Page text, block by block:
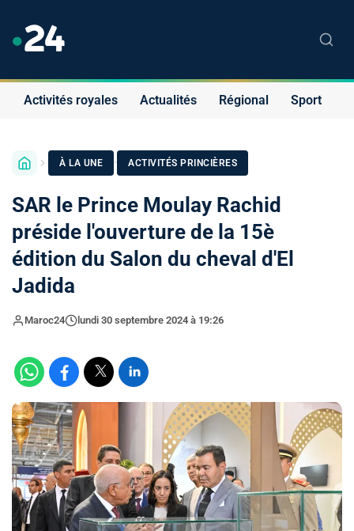
Activités royales Actualités Régional Sport
À LA UNE · ACTIVITÉS PRINCIÈRES
SAR le Prince Moulay Rachid
préside l'ouverture de la 15è
édition du Salon du cheval d'El
Jadida
Maroc24 lundi 30 septembre 2024 à 19:26